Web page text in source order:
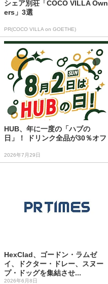
シェア別荘「COCO VILLA Own
ers」3選
PR(COCO VILLA on GOETHE)
HUB、年に一度の「ハブの
日」！ ドリンク全品が30％オフ
2026年7月29日
HexClad、ゴードン・ラムゼ
イ、ドクター・ドレー、スヌー
プ・ドッグを集結させ...
2026年6月8日